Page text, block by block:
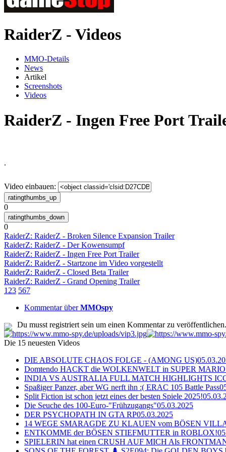
RaiderZ - Videos
MMO-Details
News
Artikel
Screenshots
Videos
RaiderZ - Ingen Free Port
.
Video einbauen:
0
0
RaiderZ: RaiderZ - Broken Silence Expansion Trailer
RaiderZ: RaiderZ - Der Kowensumpf
RaiderZ: RaiderZ - Ingen Free Port Trailer
RaiderZ: RaiderZ - Startzone im Video vorgestellt
RaiderZ: RaiderZ - Closed Beta Trailer
RaiderZ: RaiderZ - Grand Opening Trailer
1 23 567
Kommentar überMMOspy
Du musst registriert sein um einen Kommentar zu
Die 15 neuesten Videos
DIE ABSOLUTE CHAOS FOLGE - (AMONG US)
Domtendo HACKT die WOLKENWELT in SUPER
INDIA VS AUSTRALIA FULL MATCH HIGHLIGHTS
Spaßiger Panzer, aber WG nerft ihn :( ERAC 105 Battle Pass
Split Fiction ist schon jetzt eines der besten Spiele 2025!
Die Seuche des 100-Euro-"Frühzugangs"05.03.2025
DER PSYCHOPATH IN GTA RP05.03.2025
14 WEGE SMARAGDE ZU KLAUEN vom BÖSEN
ENTKOMME der BÖSEN STIEFMUTTER in ROBLOX!
SPIELERIN hat einen CRUSH AUF MICH Als